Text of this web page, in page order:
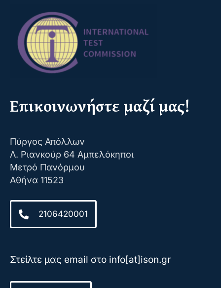
Επικοινωνήστε μαζί μας!
Πύργος Απόλλων
Λ. Ριανκούρ 64 Αμπελόκηποι
Μετρό Πανόρμου
Αθήνα 11523
2106420001
Στείλτε μας email στο info[at]ison.gr